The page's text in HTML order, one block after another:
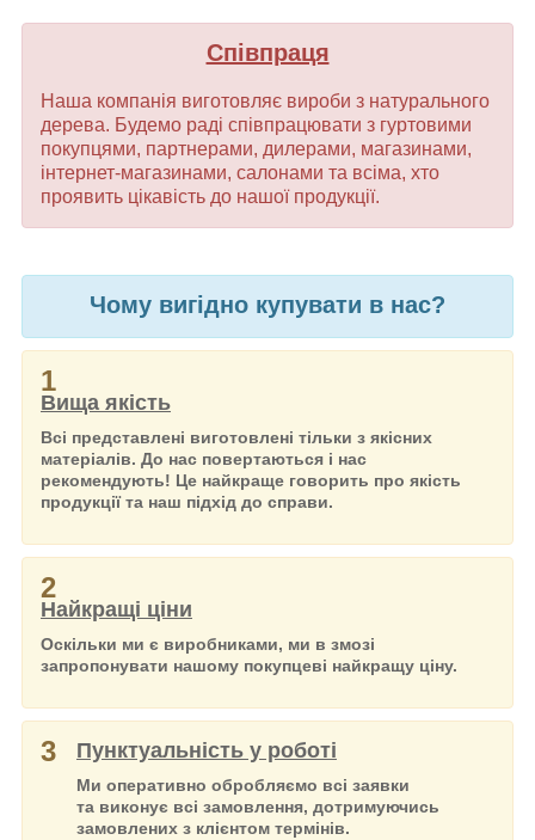
Співпраця
Наша компанія виготовляє вироби з натурального
дерева. Будемо раді співпрацювати з гуртовими
покупцями, партнерами, дилерами, магазинами,
інтернет-магазинами, салонами та всіма, хто
проявить цікавість до нашої продукції.
Чому вигідно купувати в нас?
1
Вища якість
Всі представлені виготовлені тільки з якісних
матеріалів. До нас повертаються і нас
рекомендують! Це найкраще говорить про якість
продукції та наш підхід до справи.
2
Найкращі ціни
Оскільки ми є виробниками, ми в змозі
запропонувати нашому покупцеві найкращу ціну.
3 Пунктуальність у роботі
Ми оперативно обробляємо всі заявки
та виконує всі замовлення, дотримуючись
замовлених з клієнтом термінів.